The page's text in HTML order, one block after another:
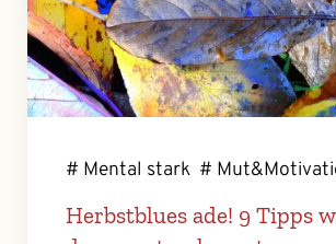
# Mental stark #
Herbstblues ade! 9 Tipps